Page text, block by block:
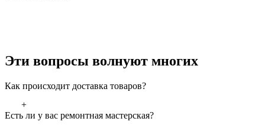
Эти вопросы волнуют многих
Как происходит доставка товаров?
+
Есть ли у вас ремонтная мастерская?